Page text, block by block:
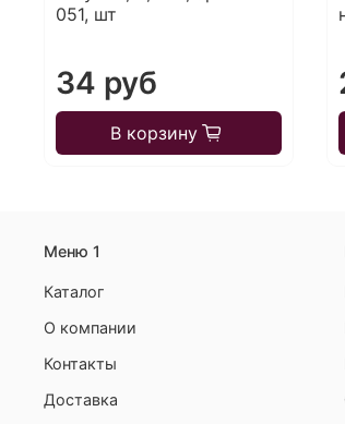
051, шт
34 руб
В корзину
Меню 1
Каталог
О компании
Контакты
Доставка